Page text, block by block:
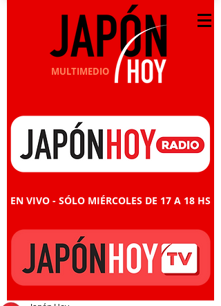
MULTIMEDIO
EN VIVO - SÓLO MIÉRCOLES DE 17 A 18 HS